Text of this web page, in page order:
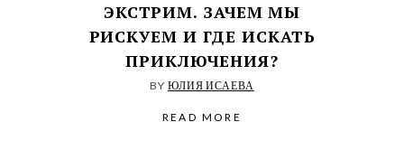
ЭКСТРИМ. ЗАЧЕМ МЫ
РИСКУЕМ И ГДЕ ИСКАТЬ
ПРИКЛЮЧЕНИЯ?
BY ЮЛИЯ ИСАЕВА
READ MORE